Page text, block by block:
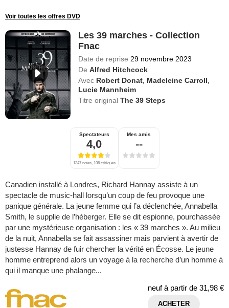
Voir toutes les offres DVD
Les 39 marches - Collection
Fnac
Date de reprise 29 novembre 2023
De Alfred Hitchcock
Avec Robert Donat Madeleine Carroll
Lucie Mannheim
Titre originalThe 39 Steps
Spectateurs
4,0
1347 notes, 106 critiques
Mes amis
--
Canadien installé à Londres, Richard Hannay assiste à un
spectacle de music-hall lorsqu’un coup de feu provoque une
panique générale. La jeune femme qui l’a déclenchée, Annabella
Smith, le supplie de l’héberger. Elle se dit espionne, pourchassée
par une mystérieuse organisation : les « 39 marches ». Au milieu
de la nuit, Annabella se fait assassiner mais parvient à avertir de
justesse Hannay de fuir chercher la vérité en Écosse. Le jeune
homme entreprend alors un voyage à la recherche d’un homme à
qui il manque une phalange...
neuf à partir de 31,98 €
ACHETER